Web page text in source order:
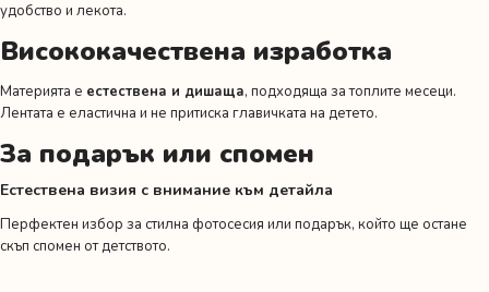
удобство и лекота.
Висококачествена изработка
Материята е естествена и дишаща, подходяща за топлите месеци.
Лентата е еластична и не притиска главичката на детето.
За подарък или спомен
Естествена визия с внимание към детайла
Перфектен избор за стилна фотосесия или подарък, който ще остане
скъп спомен от детството.